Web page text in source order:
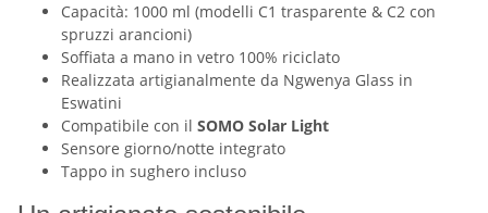
Capacità: 1000 ml (modelli C1 trasparente & C2 con
spruzzi arancioni)
Soffiata a mano in vetro 100% riciclato
Realizzata artigianalmente da Ngwenya Glass in
Eswatini
Compatibile con il SOMO Solar Light
Sensore giorno/notte integrato
Tappo in sughero incluso